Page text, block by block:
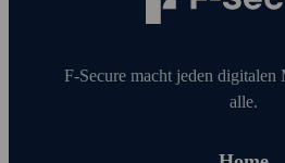
F‑Secure macht jeden
alle.